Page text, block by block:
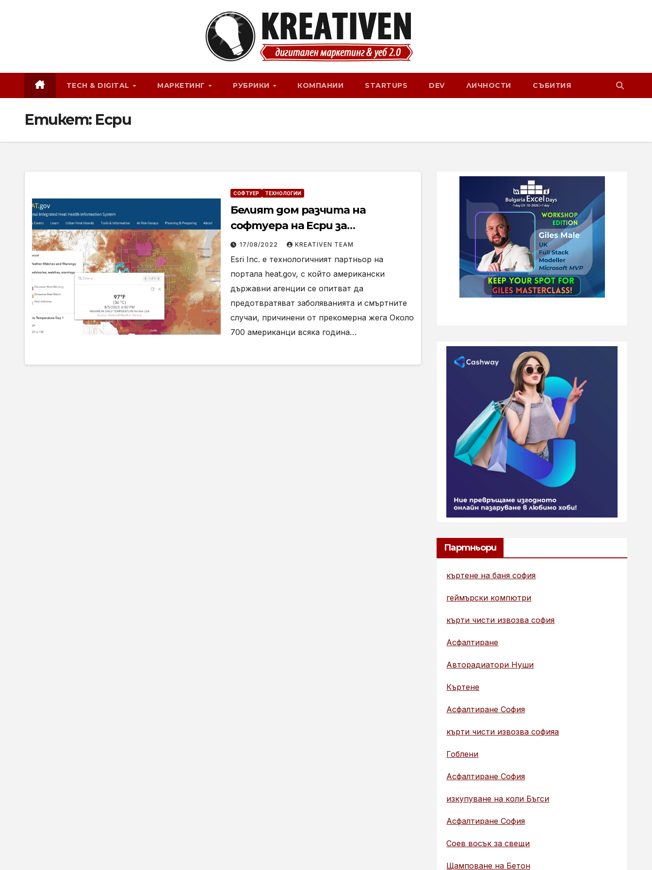
TECH & DIGITAL МАРКЕТИНГ РУБРИКИ КОМПАНИИ STARTUPS DEV ЛИЧНОСТИ СЪБИТИЯ
Етикет: Есри
СОФТУЕР ТЕХНОЛОГИИ
Белият дом разчита на
софтуера на Есри за
превенцията на смъртните
случаи заради жегата
17/08/2022 KREATIVEN TEAM
Esri Inc. е технологичният партньор на
портала heat.gov, с който американски
държавни агенции се опитват да
предотвратяват заболяванията и смъртните
случаи, причинени от прекомерна жега Около
700 американци всяка година…
Партньори
къртене на баня софия
геймърски компютри
кърти чисти извозва софия
Асфалтиране
Авторадиатори Нуши
Къртене
Асфалтиране София
кърти чисти извозва софияа
Гоблени
Асфалтиране София
изкупуване на коли Бъгси
Асфалтиране София
Соев восък за свещи
Щамповане на Бетон